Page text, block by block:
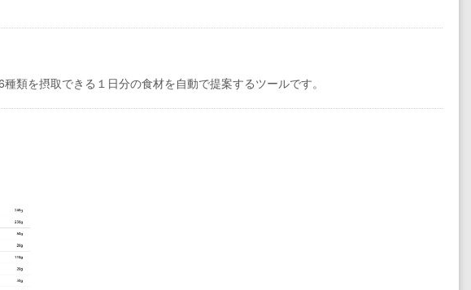
類を摂取できる１日分の食材を自動で提案するツールです。